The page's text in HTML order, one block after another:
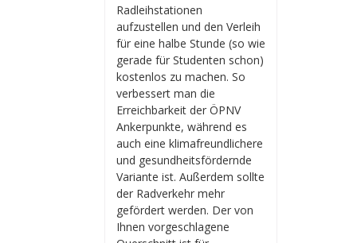
Radleihstationen
aufzustellen und den Verleih
für eine halbe Stunde (so wie
gerade für Studenten schon)
kostenlos zu machen. So
verbessert man die
Erreichbarkeit der ÖPNV
Ankerpunkte, während es
auch eine klimafreundlichere
und gesundheitsfördernde
Variante ist. Außerdem sollte
der Radverkehr mehr
gefördert werden. Der von
Ihnen vorgeschlagene